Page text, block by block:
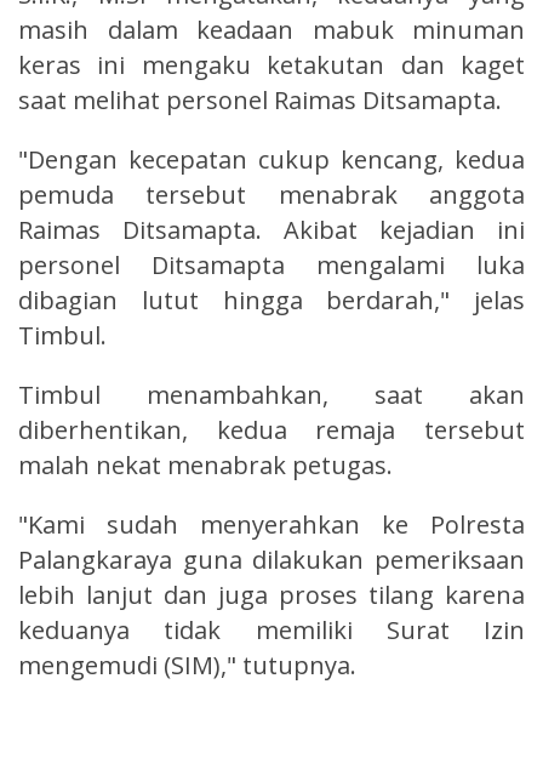
masih dalam keadaan mabuk minuman
keras ini mengaku ketakutan dan kaget
saat melihat personel Raimas Ditsamapta.
"Dengan kecepatan cukup kencang, kedua
pemuda tersebut menabrak anggota
Raimas Ditsamapta. Akibat kejadian ini
personel Ditsamapta mengalami luka
dibagian lutut hingga berdarah," jelas
Timbul.
Timbul menambahkan, saat akan
diberhentikan, kedua remaja tersebut
malah nekat menabrak petugas.
"Kami sudah menyerahkan ke Polresta
Palangkaraya guna dilakukan pemeriksaan
lebih lanjut dan juga proses tilang karena
keduanya tidak memiliki Surat Izin
mengemudi (SIM)," tutupnya.